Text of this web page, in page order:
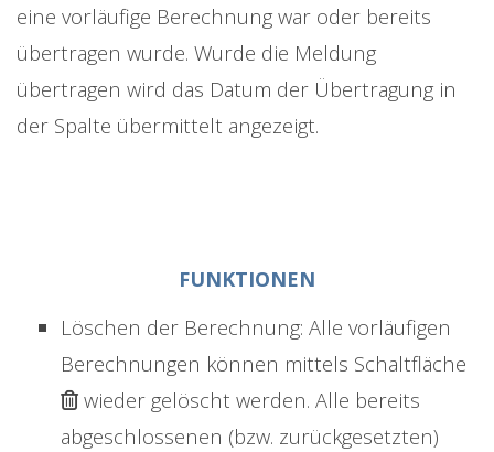
eine vorläufige Berechnung war oder bereits
übertragen wurde. Wurde die Meldung
übertragen wird das Datum der Übertragung in
der Spalte übermittelt angezeigt.
FUNKTIONEN
Löschen der Berechnung: Alle vorläufigen
Berechnungen können mittels Schaltfläche
wieder gelöscht werden. Alle bereits
abgeschlossenen (bzw. zurückgesetzten)